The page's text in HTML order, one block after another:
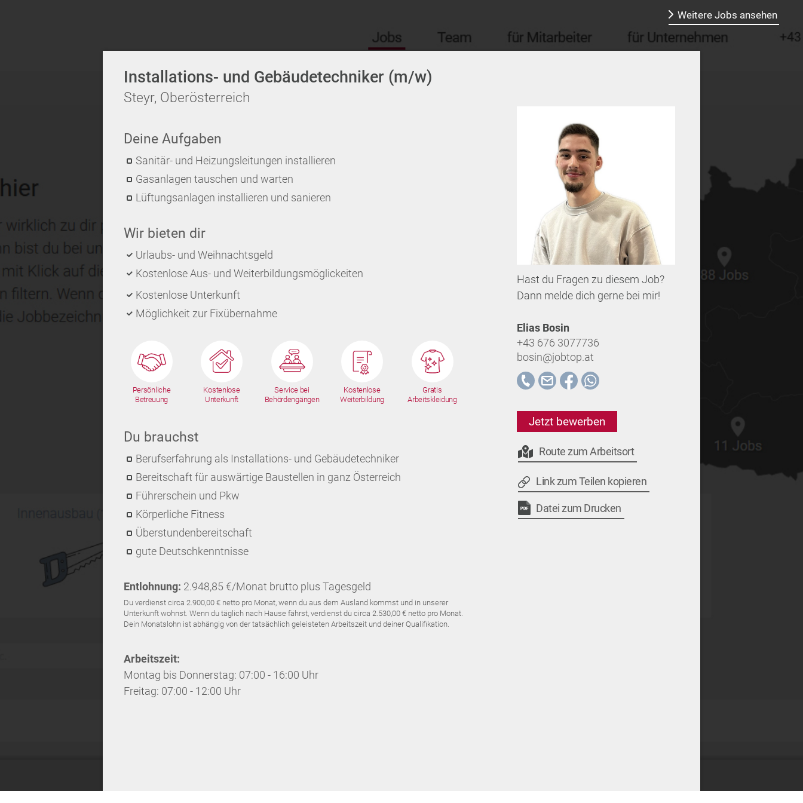
Weitere Jobs ansehen
Installations- und Gebäudetechniker (m/w)
Steyr, Oberösterreich
Deine Aufgaben
Sanitär- und Heizungsleitungen installieren
Gasanlagen tauschen und warten
Lüftungsanlagen installieren und sanieren
Wir bieten dir
Urlaubs- und Weihnachtsgeld
Kostenlose Aus- und Weiterbildungsmöglickeiten
Kostenlose Unterkunft
Möglichkeit zur Fixübernahme
Persönliche
Betreuung
Kostenlose
Unterkunft
Service bei
Behördengängen
Kostenlose
Weiterbildung
Gratis
Arbeitskleidung
Du brauchst
Berufserfahrung als Installations- und Gebäudetechniker
Bereitschaft für auswärtige Baustellen in ganz Österreich
Führerschein und Pkw
Körperliche Fitness
Überstundenbereitschaft
gute Deutschkenntnisse
Entlohnung: 2.948,85 €/Monat brutto plus Tagesgeld
Du verdienst circa 2.900,00 € netto pro Monat, wenn du aus dem Ausland kommst und in unserer
Unterkunft wohnst. Wenn du täglich nach Hause fährst, verdienst du circa 2.530,00 € netto pro Monat.
Dein Monatslohn ist abhängig von der tatsächlich geleisteten Arbeitszeit und deiner Qualifikation.
Arbeitszeit:
Montag bis Donnerstag: 07:00 - 16:00 Uhr
Freitag: 07:00 - 12:00 Uhr
Hast du Fragen zu diesem Job?
Dann melde dich gerne bei mir!
Elias Bosin
+43 676 3077736
bosin@jobtop.at
Jetzt bewerben
Route zum Arbeitsort
Link zum Teilen kopieren
Datei zum Drucken